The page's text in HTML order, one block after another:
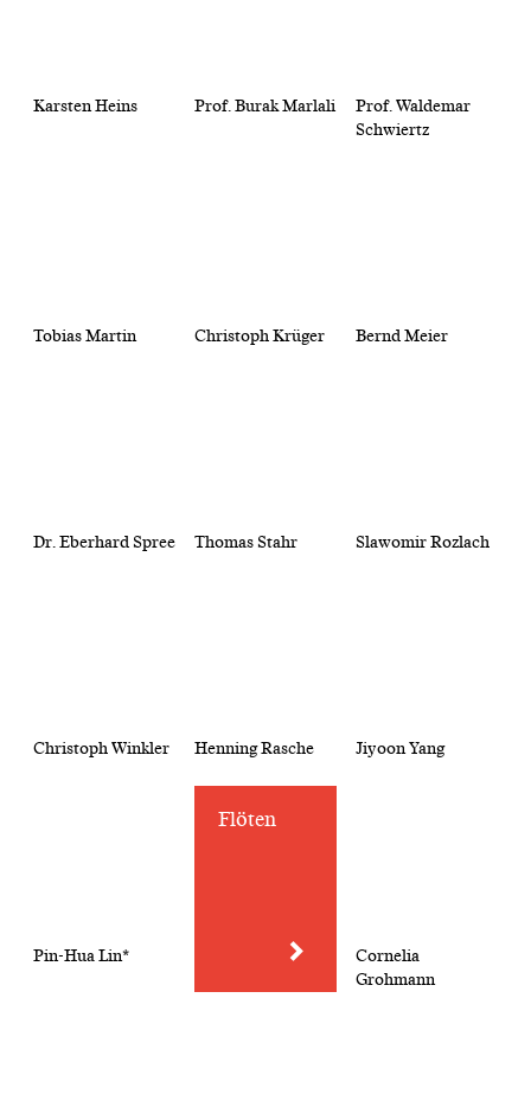
Karsten Heins Prof. Burak Marlali
Prof. Waldemar
Schwiertz
Tobias Martin Christoph Krüger Bernd Meier
Dr. Eberhard Spree Thomas Stahr Slawomir Rozlach
Christoph Winkler Henning Rasche Jiyoon Yang
Pin-Hua Lin*
Flöten
Cornelia
Grohmann